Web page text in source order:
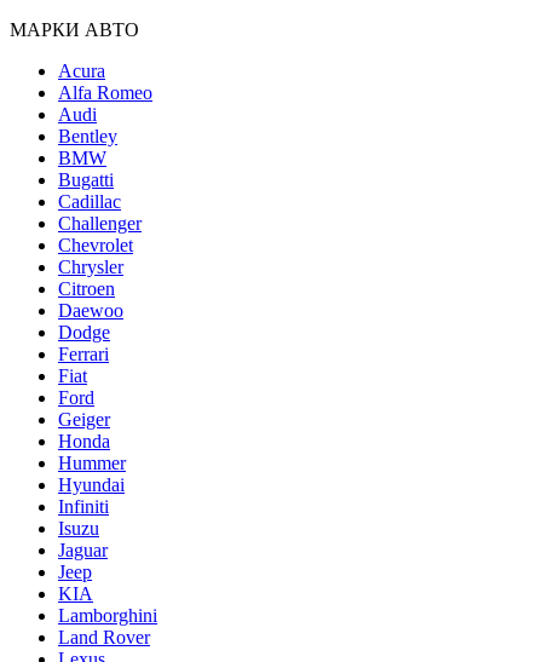
МАРКИ АВТО
Acura
Alfa Romeo
Audi
Bentley
BMW
Bugatti
Cadillac
Challenger
Chevrolet
Chrysler
Citroen
Daewoo
Dodge
Ferrari
Fiat
Ford
Geiger
Honda
Hummer
Hyundai
Infiniti
Isuzu
Jaguar
Jeep
KIA
Lamborghini
Land Rover